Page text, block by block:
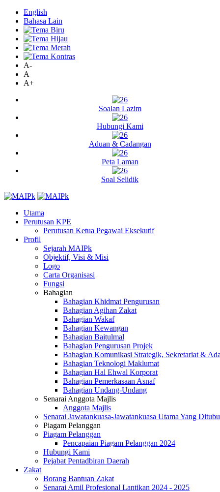
English
Bahasa Lain
A-
A
A+
Soalan Lazim
Hubungi Kami
Aduan & Cadangan
Peta Laman
Soal Selidik
Utama
Perutusan KPE
Perutusan Ketua Pegawai Eksekutif
Profil
Sejarah MAIPk
Objektif, Visi & Misi
Logo
Carta Organisasi
Fungsi
Bahagian
Bahagian Khidmat Pengurusan
Bahagian Agihan Zakat
Bahagian Wakaf
Bahagian Kewangan
Bahagian Baitulmal
Bahagian Pengurusan Projek
Bahagian Komunikasi Strategik, Sekretariat &
Bahagian Teknologi Maklumat
Bahagian Hal Ehwal Korporat
Bahagian Pemerkasaan Asnaf
Bahagian Undang-Undang
Senarai Anggota Majlis
Anggota Majlis
Senarai Jawatankuasa-Jawatankuasa Utama Yang
Piagam Pelanggan
Piagam Pelanggan
Pencapaian Piagam Pelanggan 2024
Hubungi Kami
Pejabat Pentadbiran Daerah
Zakat
Borang Bantuan Zakat
Senarai Amil Profesional Lantikan 2024 - 2025